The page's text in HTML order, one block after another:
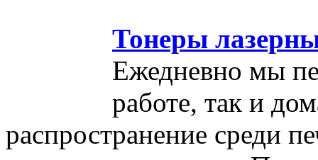
Тонеры
Ежедневно мы
работе, так и
распространение среди